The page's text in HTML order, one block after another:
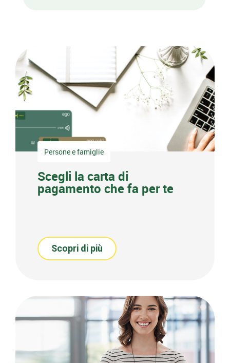
Persone e famiglie
Scegli la carta di
pagamento che fa per te
Scopri di più